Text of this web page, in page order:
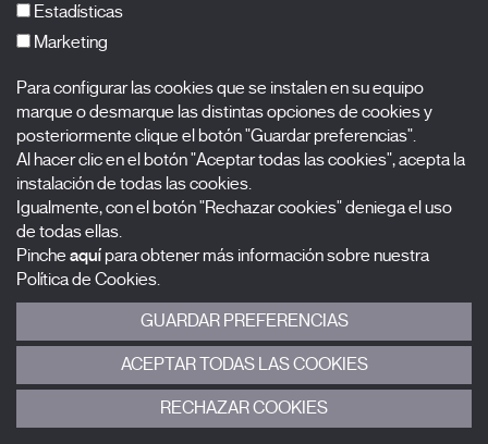
Nombre
Apellidos
Correo electrónico
Selecciona una categoría
0 listas seleccionadas
Acepto términos, condiciones ypolítica de privacidad
Estadísticas
Marketing
Para configurar las cookies que se instalen en su equipo
marque o desmarque las distintas opciones de cookies y
posteriormente clique el botón "Guardar preferencias".
Al hacer clic en el botón "Aceptar todas las cookies", acepta la
instalación de todas las cookies.
Igualmente, con el botón "Rechazar cookies" deniega el uso
de todas ellas.
Pinche aquí para obtener más información sobre nuestra
Política de Cookies.
GUARDAR PREFERENCIAS
ACEPTAR TODAS LAS COOKIES
RECHAZAR COOKIES